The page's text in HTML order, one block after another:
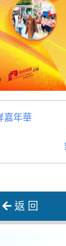
嘉年華
返 回